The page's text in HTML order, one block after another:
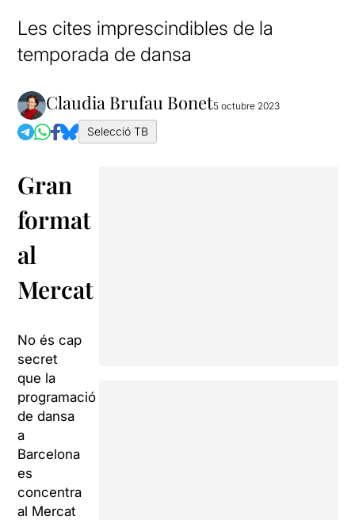
Les cites imprescindibles de la
temporada de dansa
Claudia Brufau Bonet5 octubre 2023
Selecció TB
Gran
format
al
Mercat
No és cap
secret
que la
programació
de dansa
a
Barcelona
es
concentra
al Mercat